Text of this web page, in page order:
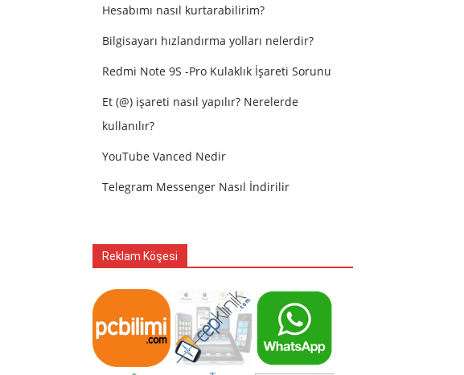
Hesabımı nasıl kurtarabilirim?
Bilgisayarı hızlandırma yolları nelerdir?
Redmi Note 9S -Pro Kulaklık İşareti Sorunu
Et (@) işareti nasıl yapılır? Nerelerde
kullanılır?
YouTube Vanced Nedir
Telegram Messenger Nasıl İndirilir
Reklam Köşesi